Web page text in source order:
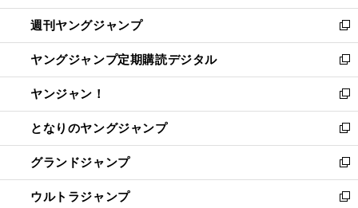
開
く
ウ
で
開
く
ン
ド
ウ
で
開
く
ウ
ィ
ン
ド
ウ
で
開
く
週刊ヤングジャンプ
新
し
い
ウ
ィ
ン
ド
ウ
で
開
く
ヤングジャンプ定期購読デジタル
新
し
い
ウ
ィ
ン
ド
ウ
で
ヤンジャン！
新
し
い
ウ
ィ
ン
ド
となりのヤングジャンプ
新
し
い
ウ
ィ
グランドジャンプ
新
し
い
ウルトラジャンプ
新